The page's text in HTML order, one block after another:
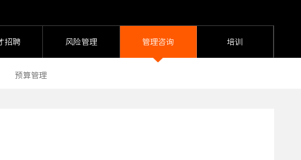
招聘 风险管理 管理咨询 培训
预算管理